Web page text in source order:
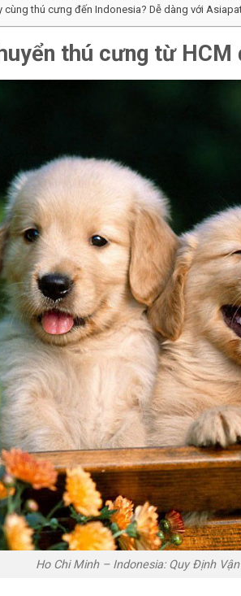
cùng thú cưng đến Indonesia? Dễ dàng với
thú cưng từ
Ho Chi Minh – Indonesia: Quy Định